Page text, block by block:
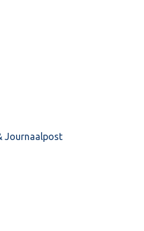
Lonen en overstap naar
Journaalpost